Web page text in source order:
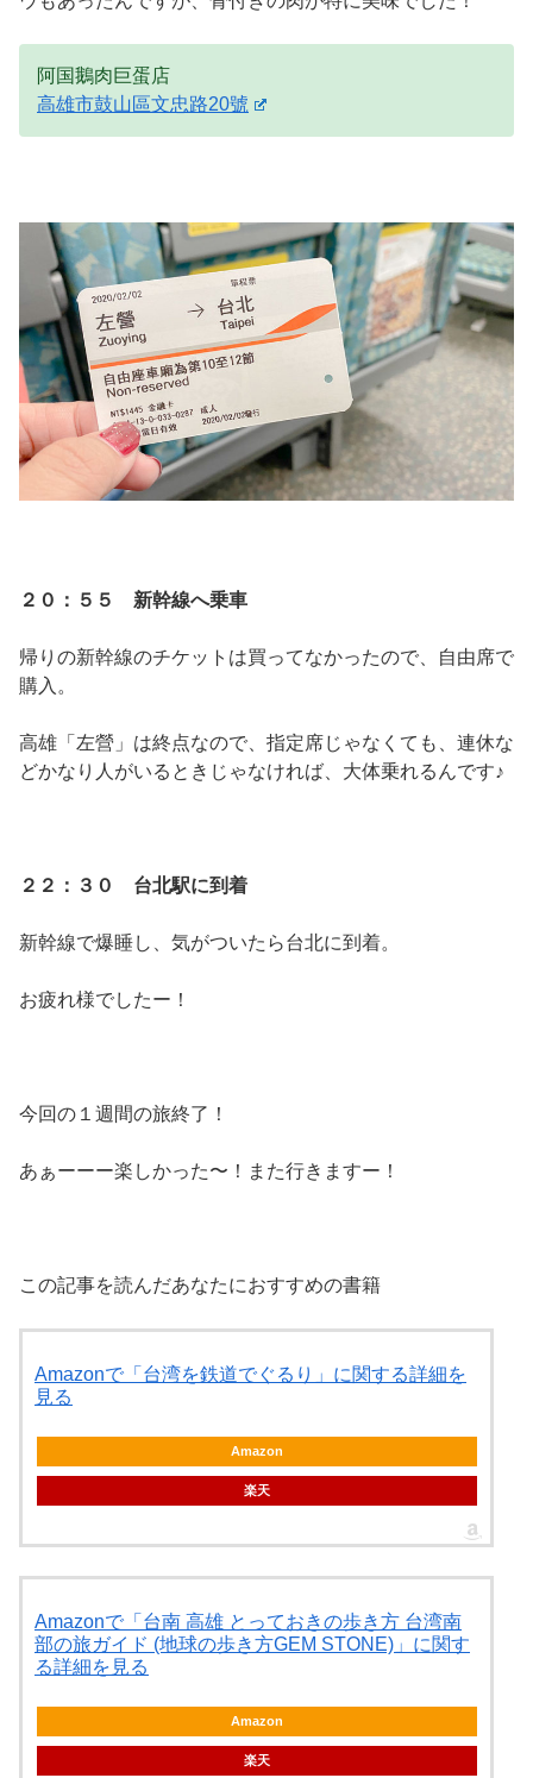
阿国鵝肉巨蛋店
高雄市鼓山區文忠路20號
２０：５５ 新幹線へ乗車
帰りの新幹線のチケットは買ってなかったので、自由席で
購入。
高雄「左營」は終点なので、指定席じゃなくても、連休な
どかなり人がいるときじゃなければ、大体乗れるんです♪
２２：３０ 台北駅に到着
新幹線で爆睡し、気がついたら台北に到着。
お疲れ様でしたー！
今回の１週間の旅終了！
あぁーーー楽しかった〜！また行きますー！
この記事を読んだあなたにおすすめの書籍
Amazonで「台湾を鉄道でぐるり」に関する詳細を
見る
Amazon
楽天
Amazonで「台南 高雄 とっておきの歩き方 台湾南
部の旅ガイド (地球の歩き方GEM STONE)」に関す
る詳細を見る
Amazon
楽天